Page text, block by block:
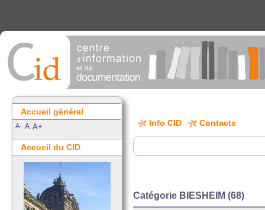
Info CID Contacts
Catégorie BIESHEIM (68)
Accueil général
A- A A+
Accueil du CID